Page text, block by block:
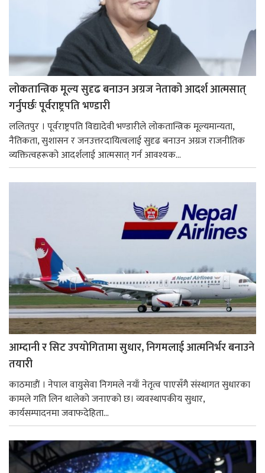
लोकतान्त्रिक मूल्य सुदृढ बनाउन अग्रज नेताको आदर्श आत्मसात्
गर्नुपर्छः पूर्वराष्ट्रपति भण्डारी
ललितपुर । पूर्वराष्ट्रपति विद्यादेवी भण्डारीले लोकतान्त्रिक मूल्यमान्यता,
नैतिकता, सुशासन र जनउत्तरदायित्वलाई सुदृढ बनाउन अग्रज राजनीतिक
व्यक्तित्वहरूको आदर्शलाई आत्मसात् गर्न आवश्यक...
आम्दानी र सिट उपयोगितामा सुधार, निगमलाई आत्मनिर्भर बनाउने
तयारी
काठमाडाैं । नेपाल वायुसेवा निगमले नयाँ नेतृत्व पाएसँगै संस्थागत सुधारका
कामले गति लिन थालेको जनाएको छ। व्यवस्थापकीय सुधार,
कार्यसम्पादनमा जवाफदेहिता...